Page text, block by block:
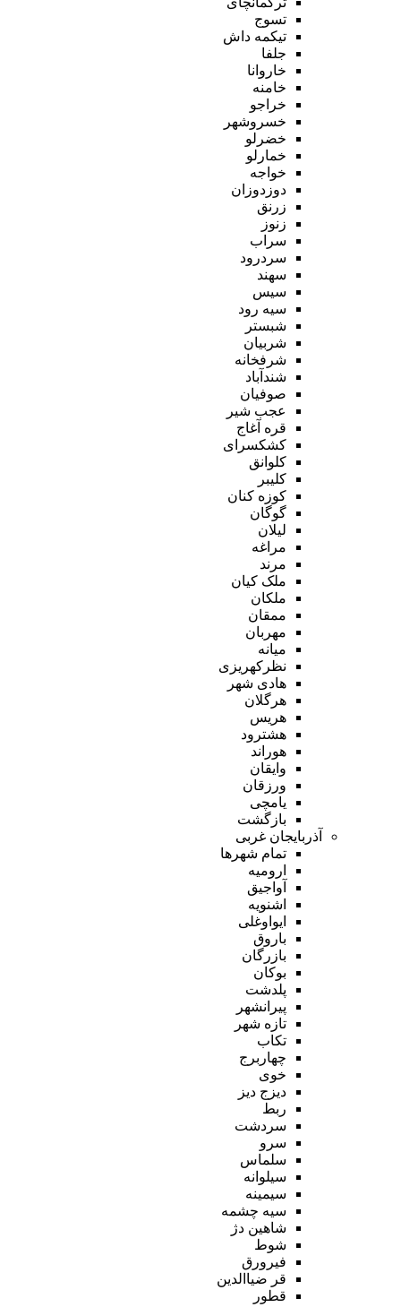
تسوج
تیکمه داش
جلفا
خاروانا
خامنه
خراجو
خسروشهر
خضرلو
خمارلو
خواجه
دوزدوزان
زرنق
زنوز
سراب
سردرود
سهند
سیس
سیه رود
شبستر
شربیان
شرفخانه
شندآباد
صوفیان
عجب شیر
قره آغاج
کشکسرای
کلوانق
کلیبر
کوزه کنان
گوگان
لیلان
مراغه
مرند
ملک کیان
ملکان
ممقان
مهربان
میانه
نظرکهریزی
هادی شهر
هرگلان
هریس
هشترود
هوراند
وایقان
ورزقان
یامچی
بازگشت
آذربایجان غربی
تمام شهر‌ها
ارومیه
آواجیق
اشنویه
ایواوغلی
باروق
بازرگان
بوکان
پلدشت
پیرانشهر
تازه شهر
تکاب
چهاربرج
خوی
دیزج دیز
ربط
سردشت
سرو
سلماس
سیلوانه
سیمینه
سیه چشمه
شاهین دژ
شوط
فیرورق
قر ضیاالدین
قطور